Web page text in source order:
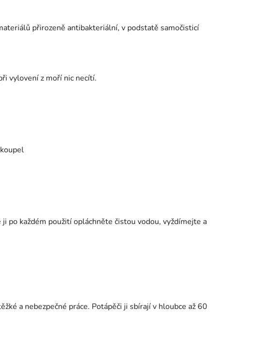
přirozeně antibakteriální, v podstatě samočisticí
vylovení z moří nic necítí.
po každém použití opláchněte čistou vodou, vyždímejte a
a nebezpečné práce. Potápěči ji sbírají v hloubce až 60